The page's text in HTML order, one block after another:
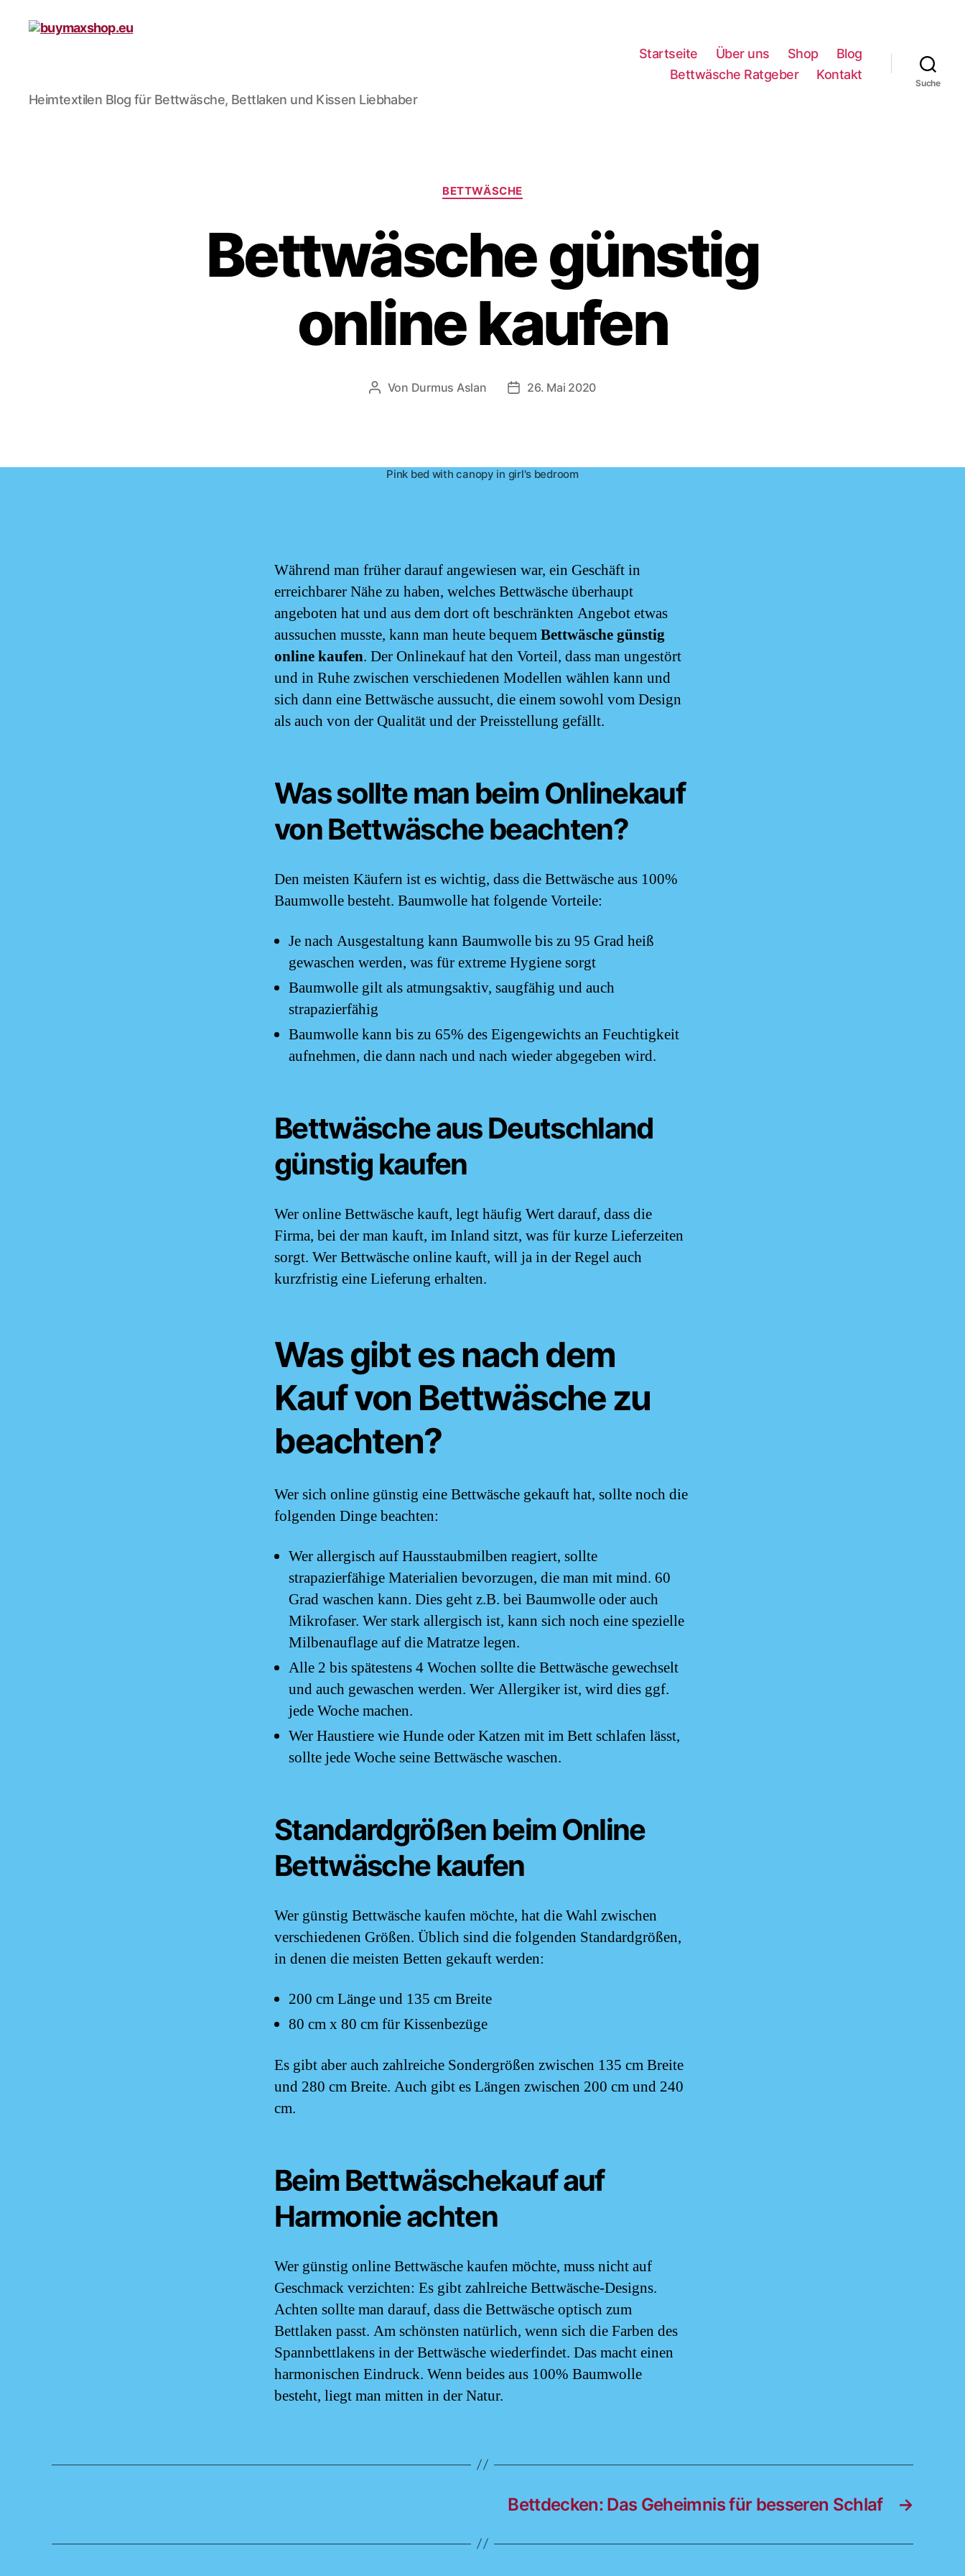
buymaxshop.eu
Heimtextilen Blog für Bettwäsche, Bettlaken und Kissen Liebhaber
Startseite Über uns Shop
Blog
Bettwäsche Ratgeber
Kontakt
Suche
Kategorien
BETTWÄSCHE
Bettwäsche günstig
online kaufen
Beitragsautor
Von Durmus Aslan Beitragsdatum
26. Mai 2020
Pink bed with canopy in girl's bedroom
Während man früher darauf angewiesen war, ein Geschäft in
erreichbarer Nähe zu haben, welches Bettwäsche überhaupt
angeboten hat und aus dem dort oft beschränkten Angebot etwas
aussuchen musste, kann man heute bequemBettwäsche günstig
online kaufen. Der Onlinekauf hat den Vorteil, dass man ungestört
und in Ruhe zwischen verschiedenen Modellen wählen kann und
sich dann eine Bettwäsche aussucht, die einem sowohl vom Design
als auch von der Qualität und der Preisstellung gefällt.
Was sollte man beim Onlinekauf
von Bettwäsche beachten?
Den meisten Käufern ist es wichtig, dass die Bettwäsche aus 100%
Baumwolle besteht. Baumwolle hat folgende Vorteile:
Je nach Ausgestaltung kann Baumwolle bis zu 95 Grad heiß
gewaschen werden, was für extreme Hygiene sorgt
Baumwolle gilt als atmungsaktiv, saugfähig und auch
strapazierfähig
Baumwolle kann bis zu 65% des Eigengewichts an Feuchtigkeit
aufnehmen, die dann nach und nach wieder abgegeben wird.
Bettwäsche aus Deutschland
günstig kaufen
Wer online Bettwäsche kauft, legt häufig Wert darauf, dass die
Firma, bei der man kauft, im Inland sitzt, was für kurze Lieferzeiten
sorgt. Wer Bettwäsche online kauft, will ja in der Regel auch
kurzfristig eine Lieferung erhalten.
Was gibt es nach dem
Kauf von Bettwäsche zu
beachten?
Wer sich online günstig eine Bettwäsche gekauft hat, sollte noch die
folgenden Dinge beachten:
Wer allergisch auf Hausstaubmilben reagiert, sollte
strapazierfähige Materialien bevorzugen, die man mit mind. 60
Grad waschen kann. Dies geht z.B. bei Baumwolle oder auch
Mikrofaser. Wer stark allergisch ist, kann sich noch eine spezielle
Milbenauflage auf die Matratze legen.
Alle 2 bis spätestens 4 Wochen sollte die Bettwäsche gewechselt
und auch gewaschen werden. Wer Allergiker ist, wird dies ggf.
jede Woche machen.
Wer Haustiere wie Hunde oder Katzen mit im Bett schlafen lässt,
sollte jede Woche seine Bettwäsche waschen.
Standardgrößen beim Online
Bettwäsche kaufen
Wer günstig Bettwäsche kaufen möchte, hat die Wahl zwischen
verschiedenen Größen. Üblich sind die folgenden Standardgrößen,
in denen die meisten Betten gekauft werden:
200 cm Länge und 135 cm Breite
80 cm x 80 cm für Kissenbezüge
Es gibt aber auch zahlreiche Sondergrößen zwischen 135 cm Breite
und 280 cm Breite. Auch gibt es Längen zwischen 200 cm und 240
cm.
Beim Bettwäschekauf auf
Harmonie achten
Wer günstig online Bettwäsche kaufen möchte, muss nicht auf
Geschmack verzichten: Es gibt zahlreiche Bettwäsche-Designs.
Achten sollte man darauf, dass die Bettwäsche optisch zum
Bettlaken passt. Am schönsten natürlich, wenn sich die Farben des
Spannbettlakens in der Bettwäsche wiederfindet. Das macht einen
harmonischen Eindruck. Wenn beides aus 100% Baumwolle
besteht, liegt man mitten in der Natur.
→
Bettdecken: Das Geheimnis für besseren Schlaf